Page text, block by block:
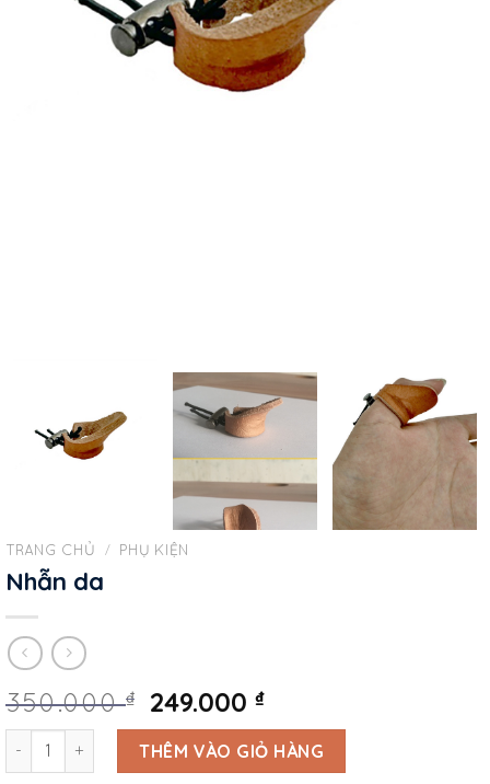
TRANG CHỦ / PHỤ KIỆN
Nhẫn da
350.000₫ 249.000₫
Nhẫn da số lượng THÊM VÀO GIỎ HÀNG